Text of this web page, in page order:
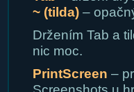
~ (tilda)–
Držením Tab a
nic moc.
PrintScreen –